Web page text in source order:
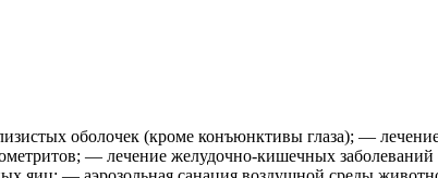
оболочек (кроме конъюнктивы глаза); —
— лечение желудочно-кишечных